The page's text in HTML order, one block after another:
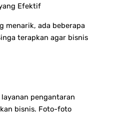
Efektif
menarik, ada beberapa
terapkan agar bisnis
pengantaran
bisnis. Foto-foto